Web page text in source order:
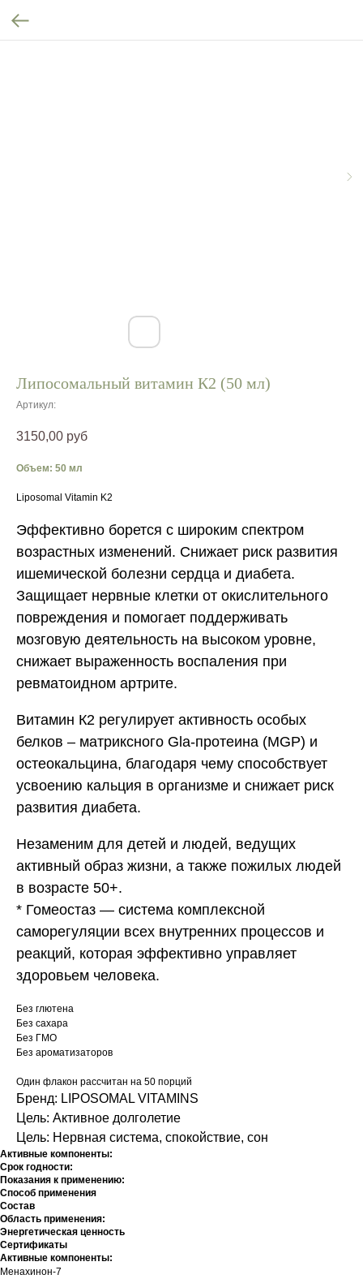
Липосомальный витамин К2 (50 мл)
Артикул:
3150,00 руб
Объем: 50 мл
Liposomal Vitamin K2
Эффективно борется с широким спектром
возрастных изменений. Снижает риск развития
ишемической болезни сердца и диабета.
Защищает нервные клетки от окислительного
повреждения и помогает поддерживать
мозговую деятельность на высоком уровне,
снижает выраженность воспаления при
ревматоидном артрите.
Витамин К2 регулирует активность особых
белков – матриксного Gla-протеина (MGP) и
остеокальцина, благодаря чему способствует
усвоению кальция в организме и снижает риск
развития диабета.
Незаменим для детей и людей, ведущих
активный образ жизни, а также пожилых людей
в возрасте 50+.
* Гомеостаз — система комплексной
саморегуляции всех внутренних процессов и
реакций, которая эффективно управляет
здоровьем человека.
Без глютена
Без сахара
Без ГМО
Без ароматизаторов
Один флакон рассчитан на 50 порций
Бренд: LIPOSOMAL VITAMINS
Цель: Активное долголетие
Цель: Нервная система, спокойствие, сон
Активные компоненты:
Срок годности:
Показания к применению:
Способ применения
Состав
Область применения:
Энергетическая ценность
Сертификаты
Активные компоненты:
Менахинон-7